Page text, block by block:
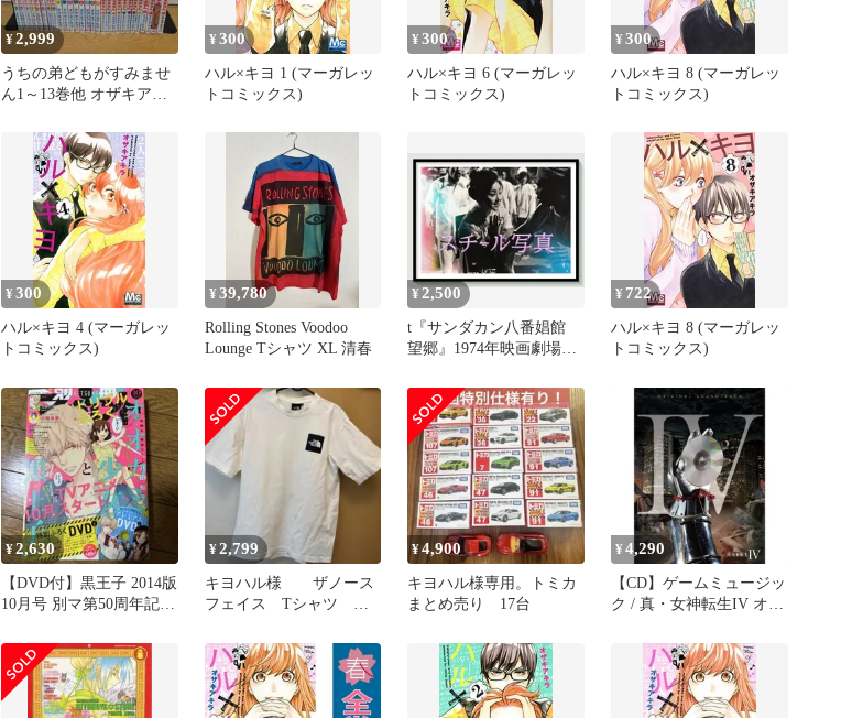
¥2,999
うちの弟どもがすみませ
ん1～13巻他 オザキアキ
¥300
ハル×キヨ 1 (マーガレッ
トコミックス)
¥300
ハル×キヨ 6 (マーガレッ
トコミックス)
¥300
ハル×キヨ 8 (マーガレッ
トコミックス)
¥300
ハル×キヨ 4 (マーガレッ
トコミックス)
¥39,780
Rolling Stones Voodoo
Lounge Tシャツ XL 清春
¥2,500
t『サンダカン八番娼館
望郷』1974年映画劇場宣
ール写真 pt003036 熊
井啓 山崎朋子 伊福部昭
栗原小巻 高橋洋子 田中
絹代 藤堂陽子
¥ 722
ハル×キヨ 8 (マーガレッ
トコミックス)
¥2,630
【DVD付】黒王子 2014版
10月号 別マ第50周年記念
¥2,799
キヨハル様 ザノース
フェイス Tシャツ メ
¥4,900
キヨハル様専用。トミカ
まとめ売り 17台
¥ 4,290
【CD】ゲームミュージッ
ク / 真・女神転生IV オリ
ク (LNCM-1043)